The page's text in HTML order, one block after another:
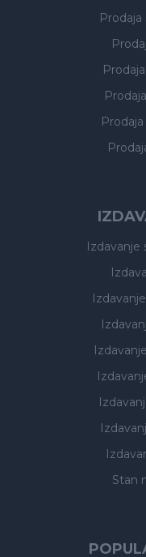
Prodaja
Izdavanje
Stan